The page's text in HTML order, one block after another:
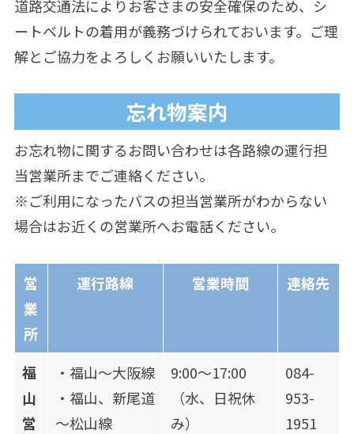
道路交通法によりお客さまの安全確保のため、シ
ートベルトの着用が義務づけられておいます。ご理
解とご協力をよろしくお願いいたします。
忘れ物案内
お忘れ物に関するお問い合わせは各路線の運行担
当営業所までご連絡ください。
※ご利用になったバスの担当営業所がわからない
場合はお近くの営業所へお電話ください。
営
業
所
運行路線 営業時間 連絡先
福
山
営
・福山～大阪線
・福山、新尾道
～松山線
9:00～17:00
（水、日祝休
み）
084-
953-
1951